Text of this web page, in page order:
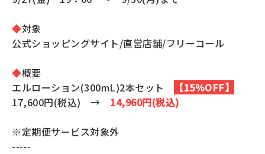
ヘアケア
美容アイテム・その他
たるみ・むくみ
しわ・小じわ
メンバー特典
お支払方法
送料・配送について
◆対象
公式ショッピングサイト/直営店舗/フリーコール
◆概要
エルローション(300mL)2本セット
【15％OFF】
17,600円(税込) → 14,960円(税込)
※定期便サービス対象外
-----